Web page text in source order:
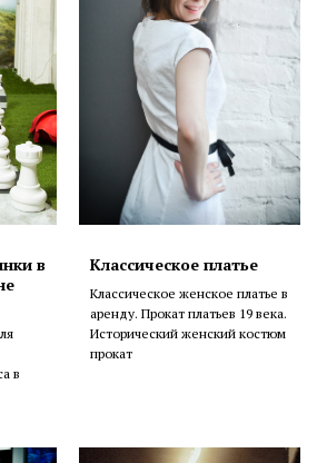
в
в
Классическое платье
Классическое женское платье в
аренду. Прокат платьев 19 века.
Исторический женский костюм
прокат